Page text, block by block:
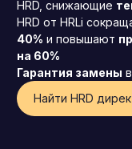
Коммерческий
Директор по
Операционный
Директор по
HRD, снижающие
HRD от HRLi
40% и повышают
на 60%
Гарантия замены
Найти HRD